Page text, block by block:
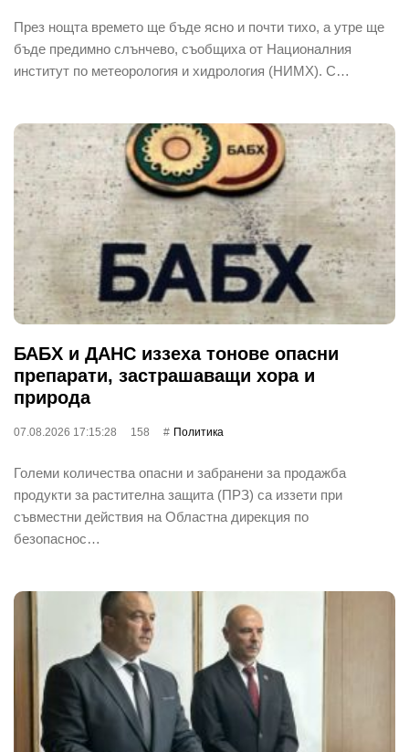
През нощта времето ще бъде ясно и почти тихо, а утре ще
бъде предимно слънчево, съобщиха от Националния
институт по метеорология и хидрология (НИМХ). С…
БАБХ и ДАНС иззеха тонове опасни
препарати, застрашаващи хора и
природа
07.08.2026 17:15:28 158 Политика
Големи количества опасни и забранени за продажба
продукти за растителна защита (ПРЗ) са иззети при
съвместни действия на Областна дирекция по
безопаснос…